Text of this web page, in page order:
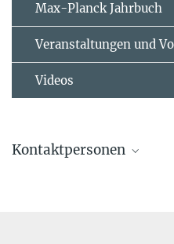
Max-Planck Jahrbuch
Veranstaltungen und
Videos
Kontaktpersonen